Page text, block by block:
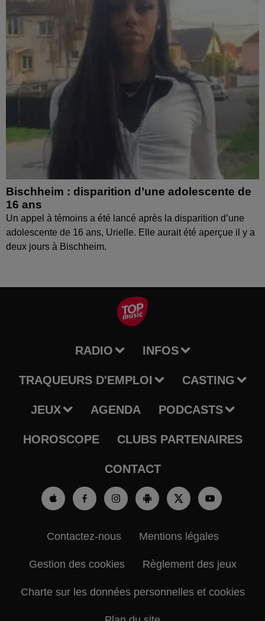
Bischheim : disparition d’une adolescente de
16 ans
Un appel à témoins a été lancé après la disparition d’une
adolescente de 16 ans, Urielle. Elle aurait été aperçue il y a
deux jours à Bischheim.
RADIO INFOS
TRAQUEURS D'EMPLOI CASTING
JEUX AGENDA PODCASTS
HOROSCOPE CLUBS PARTENAIRES
CONTACT
Contactez-nous Mentions légales
Gestion des cookies Règlement des jeux
Charte sur les données personnelles et cookies